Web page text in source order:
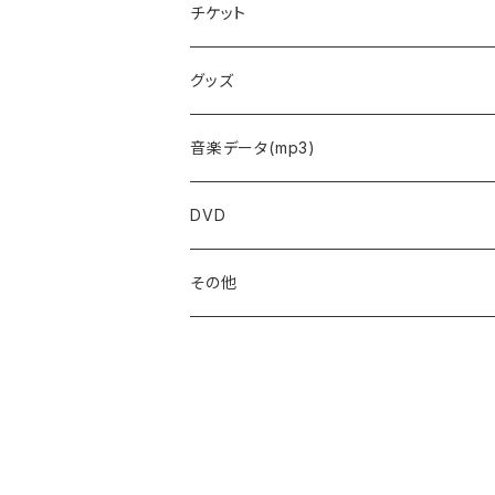
チケット
予約フォーム
グッズ
音楽データ(mp3)
DVD
その他